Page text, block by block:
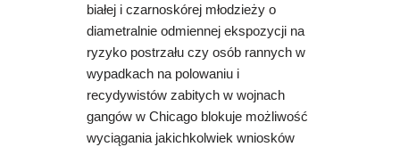
białej i czarnoskórej młodzieży o
diametralnie odmiennej ekspozycji na
ryzyko postrzału czy osób rannych w
wypadkach na polowaniu i
recydywistów zabitych w wojnach
gangów w Chicago blokuje możliwość
wyciągania jakichkolwiek wniosków